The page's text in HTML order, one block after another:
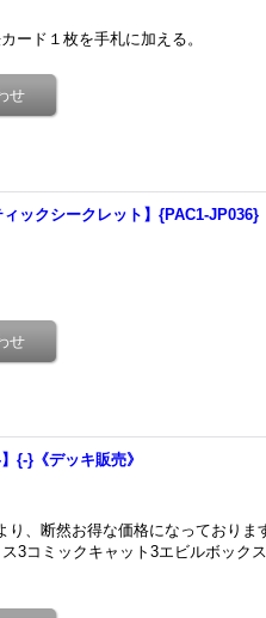
ード１枚を手札に加える。
ックシークレット】{PAC1-JP036}
{-}《デッキ販売》
り、断然お得な価格になっておりま
3コミックキャット3エビルボック